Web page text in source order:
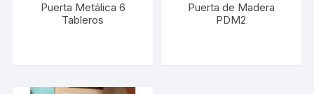
Puerta Metálica 6
Tableros
Puerta de Madera
PDM2